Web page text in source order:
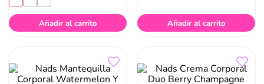
Añadir al carrito Añadir al carrito